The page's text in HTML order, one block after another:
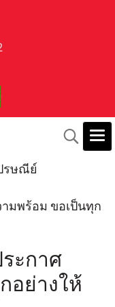
รษณีย์
มพร้อม ขอเป็นทุก
ะกาศ
อย่างให้